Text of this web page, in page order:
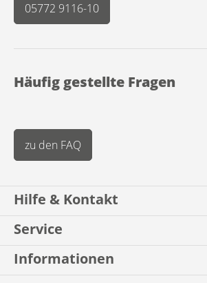
05772 9116-10
Häufig gestellte Fragen
zu den FAQ
Hilfe & Kontakt
Service
Informationen